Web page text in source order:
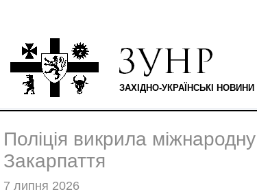
ЗАХІДНО-УКРАЇНСЬКІ НОВИНИ
Поліція викрила
Закарпаття
7 липня 2026